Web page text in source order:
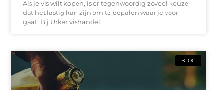
Als je vis wilt kopen, is er tegenwoordig zoveel keuze
dat het lastig kan zijn om te bepalen waar je voor
gaat. Bij Urker vishandel
BLOG